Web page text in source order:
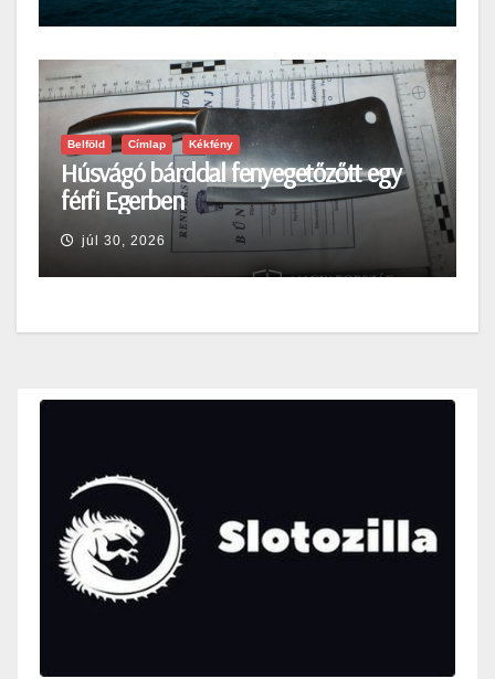
Belföld Címlap Kékfény
Húsvágó bárddal fenyegetőzőtt egy
férfi Egerben
júl 30, 2026